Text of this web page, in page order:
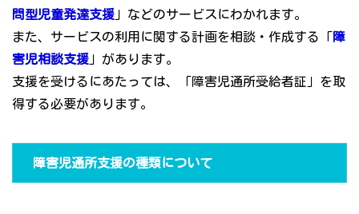
問型児童発達支援 」などのサービスにわかれます。
また、サービスの利用に関する計画を相談・作成する「障
害児相談支援 」があります。
支援を受けるにあたっては、「障害児通所受給者証」を取
得する必要があります。
障害児通所支援の種類について